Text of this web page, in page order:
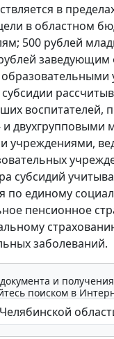
в
в областном
500 рублей
заведующим
воспитателей,
и
субсидий
по единому
пенсионное
заболеваний.
документа и
поиском в